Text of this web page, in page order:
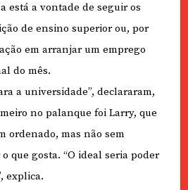
está a vontade de seguir os
de ensino superior ou, por
em arranjar um emprego
do mês.
a universidade”, declararam,
no palanque foi Larry, que
ordenado, mas não sem
que gosta. “O ideal seria poder
explica.